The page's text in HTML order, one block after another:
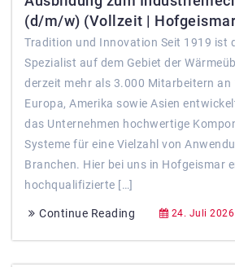
(d/m/w) (Vollzeit |
Tradition und Innovation Seit 1919 ist
Spezialist auf dem Gebiet der
derzeit mehr als 3.000 Mitarbeitern an
Europa, Amerika sowie Asien
das Unternehmen hochwertige
Systeme für eine Vielzahl von
Branchen. Hier bei uns in Hofgeismar
hochqualifizierte […]
Continue Reading 24. Juli 2026